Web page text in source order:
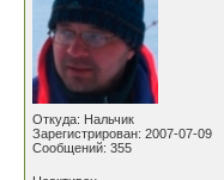
Откуда: Нальчик
Зарегистрирован: 2007-07-09
Сообщений: 355